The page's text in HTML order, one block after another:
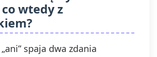
wtedy z
spaja dwa zdania